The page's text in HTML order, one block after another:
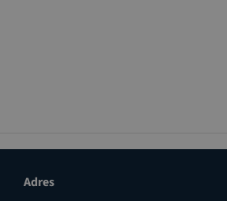
Adres